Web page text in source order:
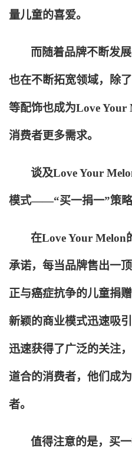
量儿童的喜爱。
而随着品牌不断发
也在不断拓宽领域，除
等配饰也成为Love Your
消费者更多需求。
谈及Love Your
模式——“买一捐一”策略
在Love Your Melon
承诺，每当品牌售出一
正与癌症抗争的儿童捐
新颖的商业模式迅速吸
迅速获得了广泛的关注
道合的消费者，他们成
者。
值得注意的是，买